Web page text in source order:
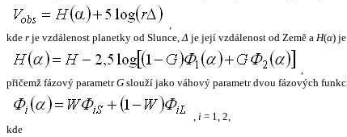
,
kde r je vzdálenost planetky od Slunce,Δ je její vzdálenost od Země a H(α)
,
přičemž fázový parametrG slouží jako váhový parametr dvou fázových
, i = 1, 2,
kde